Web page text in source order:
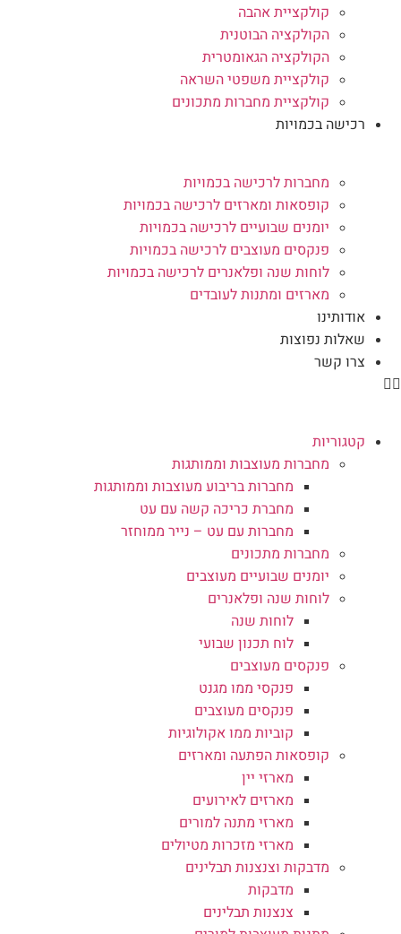
קולקציית אהבה
הקולקציה הבוטנית
הקולקציה הגאומטרית
קולקציית משפטי השראה
קולקציית מחברות מתכונים
רכישה בכמויות
מחברות לרכישה בכמויות
קופסאות ומארזים לרכישה בכמויות
יומנים שבועיים לרכישה בכמויות
פנקסים מעוצבים לרכישה בכמויות
לוחות שנה ופלאנרים לרכישה בכמויות
מארזים ומתנות לעובדים
אודותינו
שאלות נפוצות
צרו קשר
קטגוריות
מחברות מעוצבות וממותגות
מחברות בריבוע מעוצבות וממותגות
מחברת כריכה קשה עם עט
מחברות עם עט – נייר ממוחזר
מחברות מתכונים
יומנים שבועיים מעוצבים
לוחות שנה ופלאנרים
לוחות שנה
לוח תכנון שבועי
פנקסים מעוצבים
פנקסי ממו מגנט
פנקסים מעוצבים
קוביות ממו אקולוגיות
קופסאות הפתעה ומארזים
מארזי יין
מארזים לאירועים
מארזי מתנה למורים
מארזי מזכרות מטיולים
מדבקות וצנצנות תבלינים
מדבקות
צנצנות תבלינים